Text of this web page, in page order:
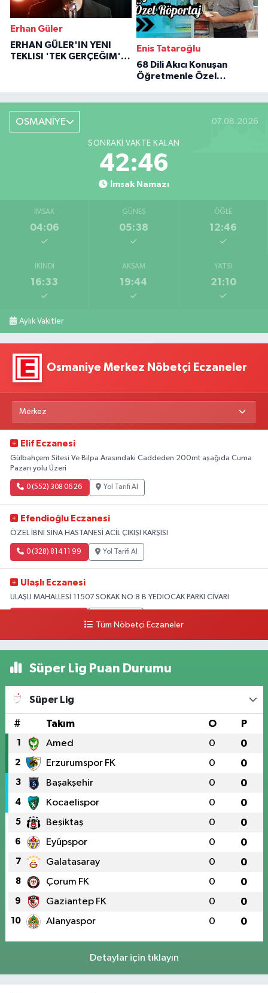
Erhan Güler
ERHAN GÜLER'IN YENI
TEKLISI 'TEK GERÇEĞIM'LE
Enis Tataroğlu
68 Dili Akıcı Konuşan
Öğretmenle Özel
OSMANİYE 07.08.2026
SONRAKI VAKTE KALAN
42:45
İmsak Namazı
İMSAK
04:06
GÜNEŞ
05:38
ÖĞLE
12:46
İKINDI
16:33
AKŞAM
19:44
YATSI
21:10
Aylık Vakitler
Osmaniye Merkez Nöbetçi Eczaneler
Elif Eczanesi
Gülbahçem Sitesi Ve Bilpa Arasındaki Caddeden 200mt aşağıda Cuma
Pazarı yolu Üzeri
0 (552) 308 06 26 Yol Tarifi Al
Efendioğlu Eczanesi
ÖZEL İBNİ SİNA HASTANESİ ACİL ÇIKIŞI KARŞISI
0 (328) 814 11 99 Yol Tarifi Al
Ulaşlı Eczanesi
ULAŞLI MAHALLESİ 11507 SOKAK NO:8 B YEDİOCAK PARKI CİVARI
Tüm Nöbetçi Eczaneler
Süper Lig Puan Durumu
Süper Lig
# Takım O P
1 Amed 0 0
2 Erzurumspor FK 0 0
3 Başakşehir 0 0
4 Kocaelispor 0 0
5 Beşiktaş 0 0
6 Eyüpspor 0 0
7 Galatasaray 0 0
8 Çorum FK 0 0
9 Gaziantep FK 0 0
10 Alanyaspor 0 0
Detaylar için tıklayın